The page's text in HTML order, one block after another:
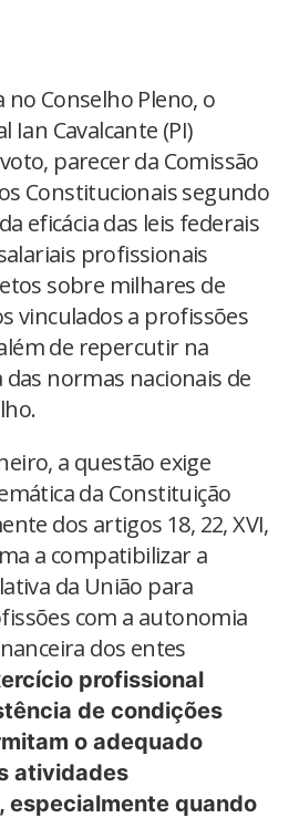
Conselho Pleno, o
Ian Cavalcante (PI)
parecer da Comissão
Constitucionais segundo
eficácia das leis federais
profissionais
sobre milhares de
vinculados a profissões
de repercutir na
normas nacionais de
a questão exige
da Constituição
dos artigos 18, 22, XVI,
a compatibilizar a
da União para
com a autonomia
dos entes
profissional
de condições
o adequado
atividades
especialmente quando